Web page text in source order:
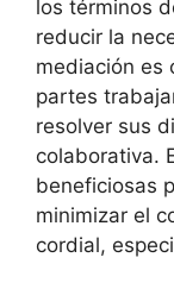
los términos
reducir la
mediación es
partes
resolver sus
colaborativa.
beneficiosas
minimizar el
cordial,